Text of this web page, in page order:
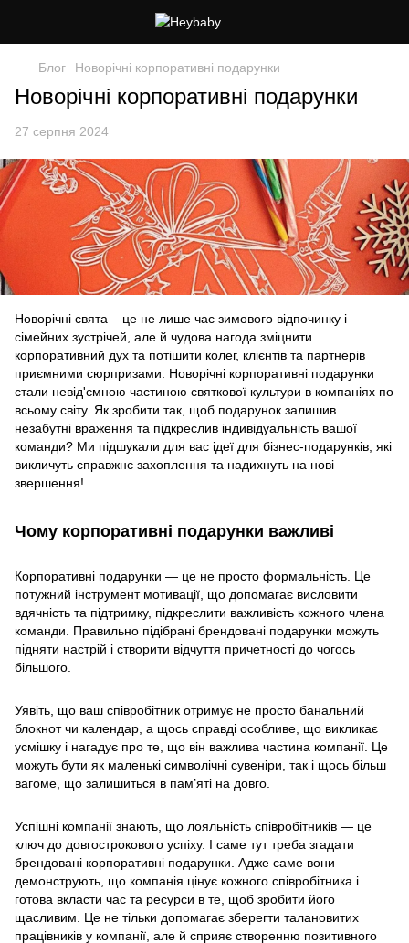
Блог Новорічні корпоративні подарунки
Новорічні корпоративні подарунки
27 серпня 2024
Новорічні свята – це не лише час зимового відпочинку і
сімейних зустрічей, але й чудова нагода зміцнити
корпоративний дух та потішити колег, клієнтів та партнерів
приємними сюрпризами. Новорічні корпоративні подарунки
стали невід'ємною частиною святкової культури в компаніях по
всьому світу. Як зробити так, щоб подарунок залишив
незабутні враження та підкреслив індивідуальність вашої
команди? Ми підшукали для вас ідеї для бізнес-подарунків, які
викличуть справжнє захоплення та надихнуть на нові
звершення!
Чому корпоративні подарунки важливі
Корпоративні подарунки — це не просто формальність. Це
потужний інструмент мотивації, що допомагає висловити
вдячність та підтримку, підкреслити важливість кожного члена
команди. Правильно підібрані брендовані подарунки можуть
підняти настрій і створити відчуття причетності до чогось
більшого.
Уявіть, що ваш співробітник отримує не просто банальний
блокнот чи календар, а щось справді особливе, що викликає
усмішку і нагадує про те, що він важлива частина компанії. Це
можуть бути як маленькі символічні сувеніри, так і щось більш
вагоме, що залишиться в пам’яті на довго.
Успішні компанії знають, що лояльність співробітників — це
ключ до довгострокового успіху. І саме тут треба згадати
брендовані корпоративні подарунки. Адже саме вони
демонструють, що компанія цінує кожного співробітника і
готова вкласти час та ресурси в те, щоб зробити його
щасливим. Це не тільки допомагає зберегти талановитих
працівників у компанії, але й сприяє створенню позитивного